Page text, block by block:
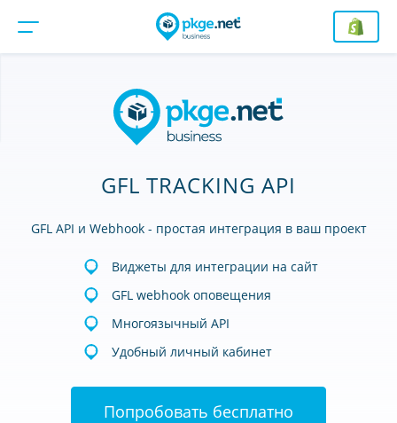
GFL TRACKING API
GFL API и Webhook - простая интеграция в ваш проект
Виджеты для интеграции на сайт
GFL webhook оповещения
Многоязычный API
Удобный личный кабинет
Попробовать бесплатно